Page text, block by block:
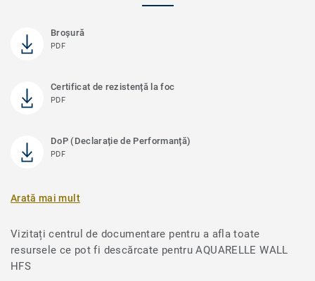
Broșură
PDF
Certificat de rezistență la foc
PDF
DoP (Declarație de Performanță)
PDF
Arată mai mult
Vizitați centrul de documentare pentru a afla toate
resursele ce pot fi descărcate pentru AQUARELLE WALL
HFS